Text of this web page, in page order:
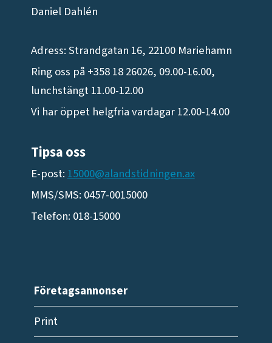
Daniel Dahlén
Adress: Strandgatan 16, 22100 Mariehamn
Ring oss på +358 18 26026, 09.00-16.00,
lunchstängt 11.00-12.00
Vi har öppet helgfria vardagar 12.00-14.00
Tipsa oss
E-post:15000@alandstidningen.ax
MMS/SMS: 0457-0015000
Telefon: 018-15000
Företagsannonser
Print